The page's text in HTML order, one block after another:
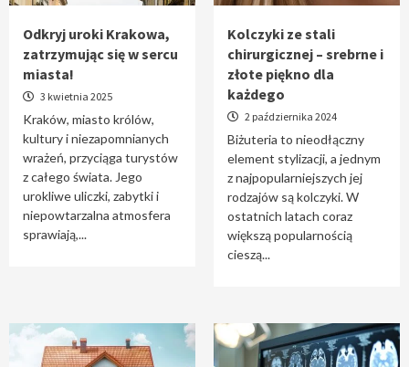
Odkryj uroki Krakowa,
zatrzymując się w sercu
miasta!
3 kwietnia 2025
Kraków, miasto królów,
kultury i niezapomnianych
wrażeń, przyciąga turystów
z całego świata. Jego
urokliwe uliczki, zabytki i
niepowtarzalna atmosfera
sprawiają,...
Kolczyki ze stali
chirurgicznej – srebrne i
złote piękno dla
każdego
2 października 2024
Biżuteria to nieodłączny
element stylizacji, a jednym
z najpopularniejszych jej
rodzajów są kolczyki. W
ostatnich latach coraz
większą popularnością
cieszą...